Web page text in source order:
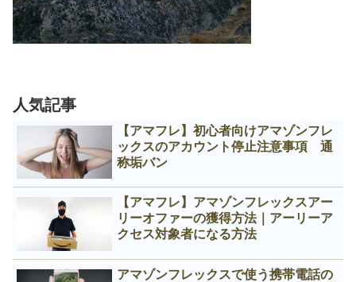
人気記事
【アマフレ】初心者向けアマゾンフレ
ックスのアカウント停止注意事項 通
称垢バン
【アマフレ】アマゾンフレックスアー
リーオファーの獲得方法｜アーリーア
クセス対象者になる方法
アマゾンフレックスで使う携帯電話の